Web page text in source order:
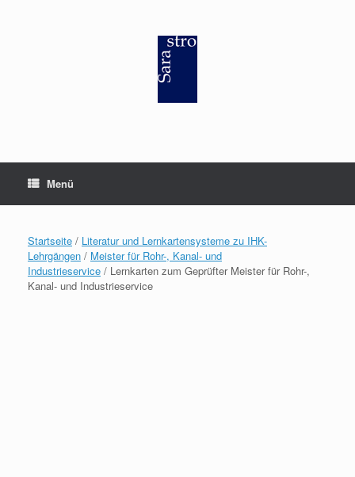
Menü
Startseite / Literatur und Lernkartensysteme zu IHK-
Lehrgängen / Meister für Rohr-, Kanal- und
Industrieservice / Lernkarten zum Geprüfter Meister für Rohr-,
Kanal- und Industrieservice